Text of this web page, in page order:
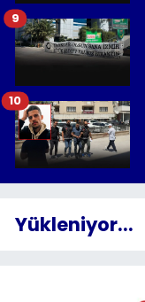
9
10
Yükleniyor...